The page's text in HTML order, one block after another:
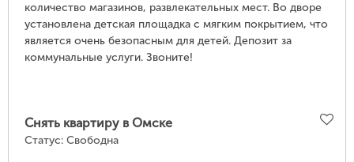
количество магазинов, развлекательных мест. Во дворе
установлена детская площадка с мягким покрытием, что
является очень безопасным для детей. Депозит за
коммунальные услуги. Звоните!
Снять квартиру в Омске
Статус: Свободна